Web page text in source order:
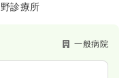
診療所
一般病院